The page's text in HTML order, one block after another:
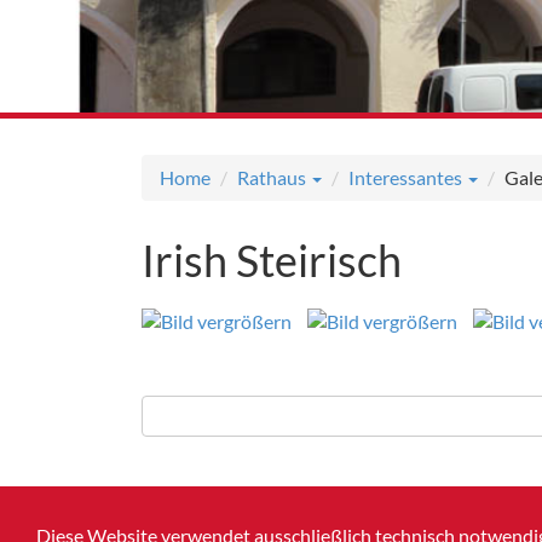
Home Rathaus Interessantes
Irish Steirisch
Diese Website verwendet ausschließlich technisch